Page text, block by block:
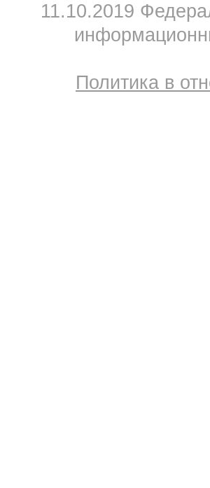
11.10.2019
Политика в